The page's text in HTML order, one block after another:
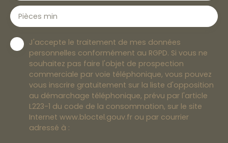
Pièces min
J'accepte le traitement de mes données
personnelles conformément au RGPD. Si vous ne
souhaitez pas faire l'objet de prospection
commerciale par voie téléphonique, vous pouvez
vous inscrire gratuitement sur la liste d'opposition
au démarchage téléphonique, prévu par l'article
L223-1 du code de la consommation, sur le site
Internet www.bloctel.gouv.fr ou par courrier
adressé à :